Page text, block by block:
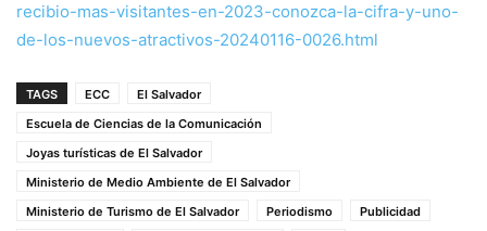
recibio-mas-visitantes-en-2023-conozca-la-cifra-y-uno-
de-los-nuevos-atractivos-20240116-0026.html
TAGS ECC
El Salvador
Escuela de Ciencias de la Comunicación
Joyas turísticas de El Salvador
Ministerio de Medio Ambiente de El Salvador
Ministerio de Turismo de El Salvador
Periodismo
Publicidad